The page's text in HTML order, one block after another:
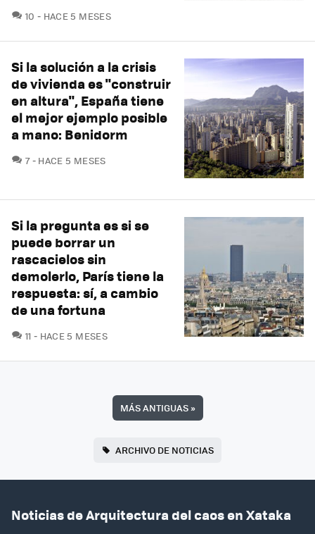
10 COMENTARIOS
HACE 5 MESES
Si la solución a la crisis
de vivienda es "construir
en altura", España tiene
el mejor ejemplo posible
a mano: Benidorm
7COMENTARIOS
HACE 5 MESES
Si la pregunta es si se
puede borrar un
rascacielos sin
demolerlo, París tiene la
respuesta: sí, a cambio
de una fortuna
11 COMENTARIOS
HACE 5 MESES
MÁS ANTIGUAS»
ARCHIVO DE NOTICIAS
Noticias de Arquitectura del caos en Xataka